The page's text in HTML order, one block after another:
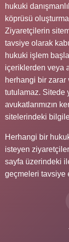
hukuki
köprüsü
Ziyaretçilerin
tavsiye olarak
hukuki işlem
içeriklerden veya
herhangi bir zarar
tutulamaz. Sitede
avukatlarımızın
sitelerindeki
Herhangi bir
isteyen
sayfa üzerindeki
geçmeleri tavsiye